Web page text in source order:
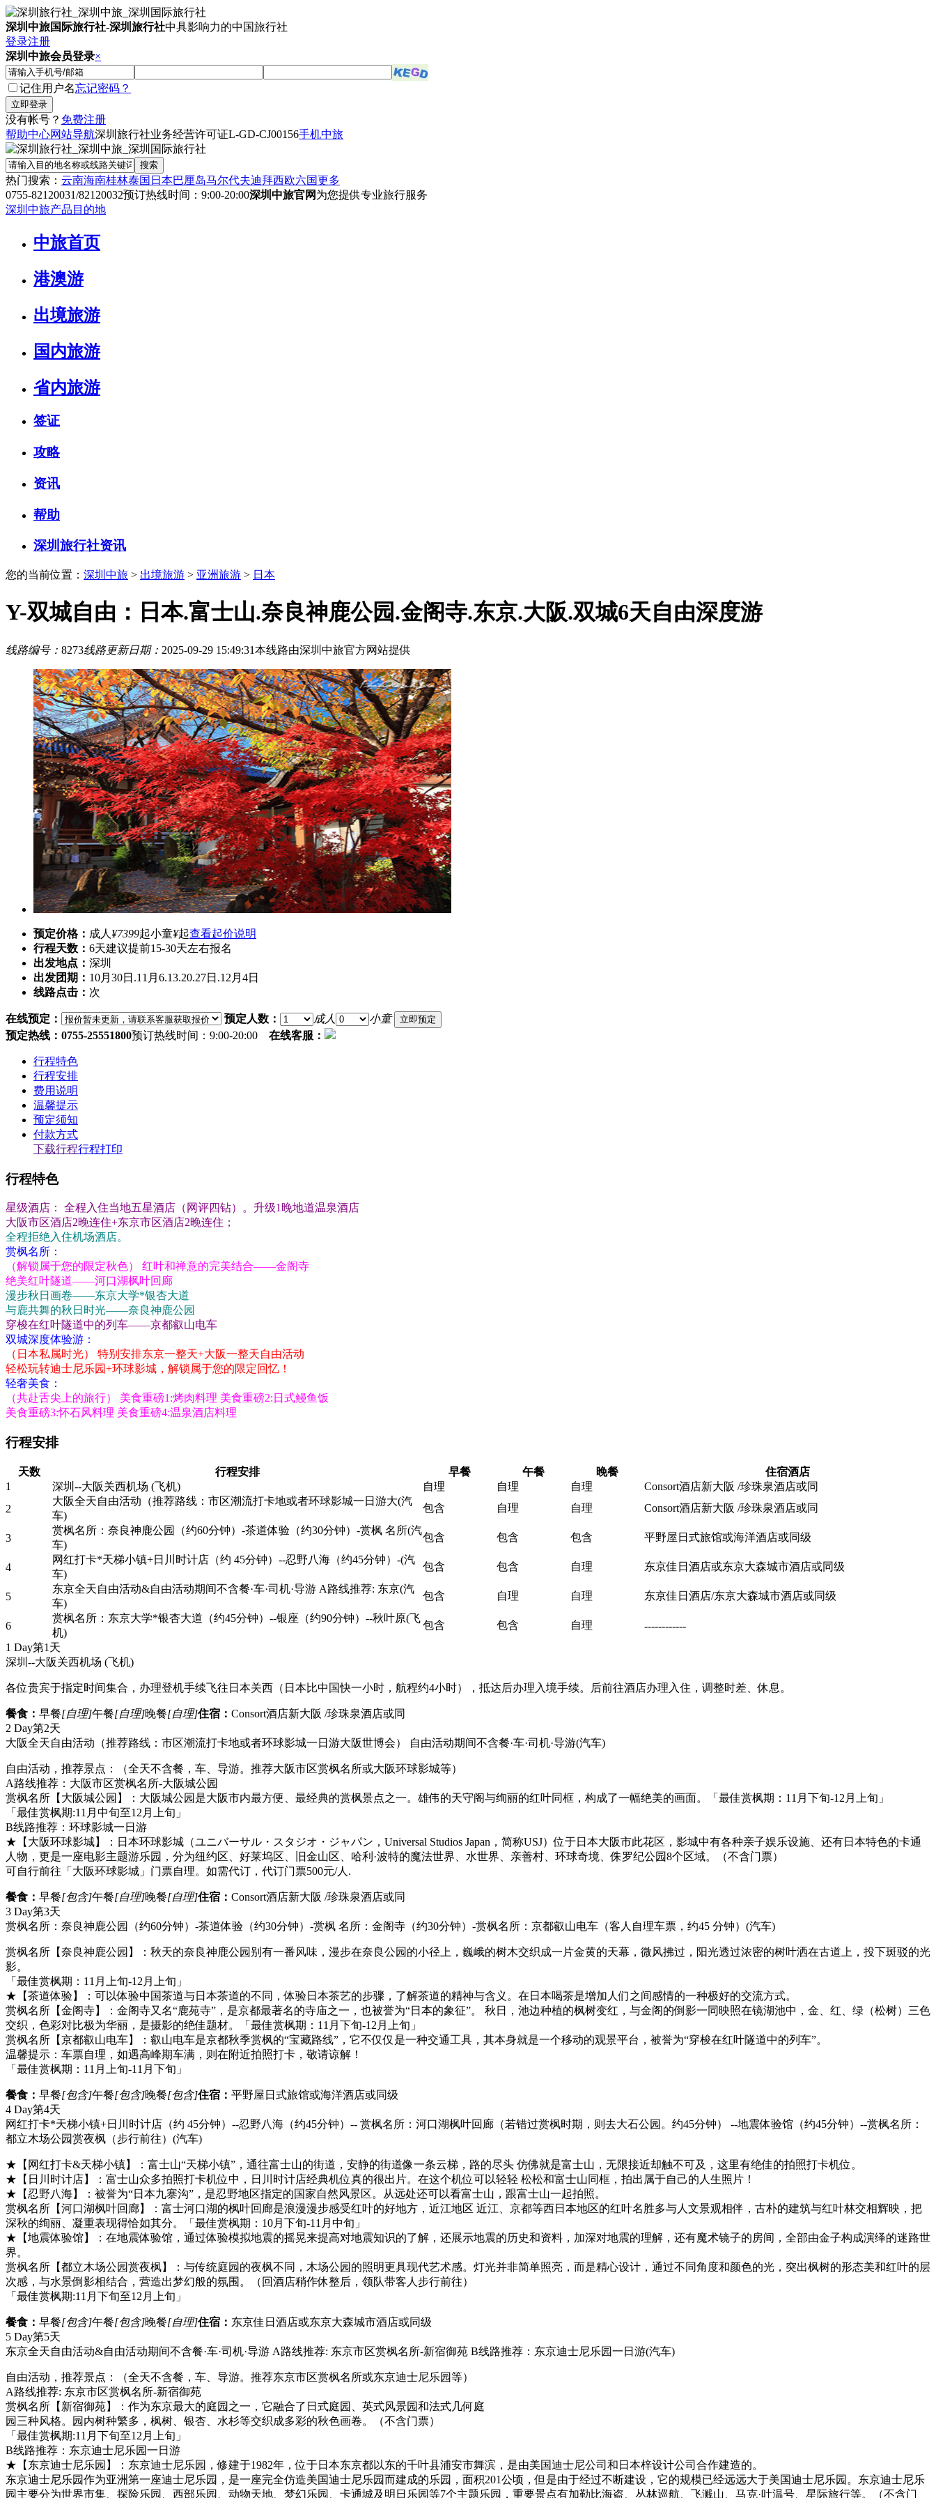
深圳中旅国际旅行社-深圳旅行社中具影响力的中国旅行社
登录注册
深圳中旅会员登录×
记住用户名忘记密码？
没有帐号？ 免费注册
帮助中心网站导航深圳旅行社业务经营许可证L-GD-CJ00156手机中旅
热门搜索： 云南海南桂林泰国 日本巴厘岛马尔代夫迪拜西欧六国更多
0755-82120031/82120032预订热线时间：9:00-20:00深圳中旅官网为您提供专业旅行服务
深圳中旅产品目的地
中旅首页
港澳游
出境旅游
国内旅游
省内旅游
签证
攻略
资讯
帮助
深圳旅行社资讯
您的当前位置： 深圳中旅 > 出境旅游 > 亚洲旅游 > 日本
Y-双城自由：日本.富士山.奈良神鹿公园.金阁寺.东京.大阪.双城6天自由深度游
线路编号： 8273线路更新日期： 2025-09-29 15:49:31本线路由深圳中旅官方网站提供
预定价格： 成人 ¥7399起小童¥起查看起价说明
行程天数： 6天建议提前15-30天左右报名
出发地点： 深圳
出发团期： 10月30日.11月6.13.20.27日.12月4日
线路点击： 次
在线预定： 预定人数： 成人
小童
预定热线：0755-25551800预订热线时间：9:00-20:00 在线客服：
行程特色
行程安排
费用说明
温馨提示
预定须知
付款方式
下载行程行程打印
行程特色
星级酒店： 全程入住当地五星酒店（网评四钻）。升级1晚地道温泉酒店
大阪市区酒店2晚连住+东京市区酒店2晚连住；
全程拒绝入住机场酒店。
赏枫名所：
（解锁属于您的限定秋色） 红叶和禅意的完美结合——金阁寺
绝美红叶隧道——河口湖枫叶回廊
漫步秋日画卷——东京大学*银杏大道
与鹿共舞的秋日时光——奈良神鹿公园
穿梭在红叶隧道中的列车——京都叡山电车
双城深度体验游：
（日本私属时光） 特别安排东京一整天+大阪一整天自由活动
轻松玩转迪士尼乐园+环球影城，解锁属于您的限定回忆！
轻奢美食：
（共赴舌尖上的旅行） 美食重磅1:烤肉料理 美食重磅2:日式鳗鱼饭
美食重磅3:怀石风料理 美食重磅4:温泉酒店料理
行程安排
天数 行程安排 早餐 午餐 晚餐
住宿酒店
1
深圳--大阪关西机场 (飞机) 自理 自理 自理
Consort酒店新大阪 /珍珠泉酒店或同
2
大阪全天自由活动（推荐路线：市区潮流打卡地或者环球影城一日游大(汽
车)
包含 自理 自理 Consort酒店新大阪 /珍珠泉酒店或同
3
赏枫名所：奈良神鹿公园（约60分钟）-茶道体验（约30分钟）-赏枫 名所(汽
车)
包含 包含 包含 平野屋日式旅馆或海洋酒店或同级
4
网红打卡*天梯小镇+日川时计店（约 45分钟）--忍野八海（约45分钟）-(汽
车)
包含 包含 自理 东京佳日酒店或东京大森城市酒店或同级
5
东京全天自由活动&自由活动期间不含餐·车·司机·导游 A路线推荐: 东京(汽
车)
包含 自理 自理 东京佳日酒店/东京大森城市酒店或同级
6
赏枫名所：东京大学*银杏大道（约45分钟）--银座（约90分钟）--秋叶原(飞
机)
包含 包含 自理
------------
1 Day第1天
深圳--大阪关西机场 (飞机)
各位贵宾于指定时间集合，办理登机手续飞往日本关西（日本比中国快一小时，航程约4小时），抵达后办理入境手续。后前往酒店办理入住，调整时差、休息。
餐食： 早餐[自理]午餐[自理]晚餐[自理]住宿： Consort酒店新大阪 /珍珠泉酒店或同
2 Day第2天
大阪全天自由活动（推荐路线：市区潮流打卡地或者环球影城一日游大阪世博会） 自由活动期间不含餐·车·司机·导游(汽车)
自由活动，推荐景点：（全天不含餐，车、导游。推荐大阪市区赏枫名所或大阪环球影城等）
A路线推荐：大阪市区赏枫名所-大阪城公园
赏枫名所【大阪城公园】：大阪城公园是大阪市内最方便、最经典的赏枫景点之一。雄伟的天守阁与绚丽的红叶同框，构成了一幅绝美的画面。「最佳赏枫期：11月下旬-12月上旬」
「最佳赏枫期:11月中旬至12月上旬」
B线路推荐：环球影城一日游
★【大阪环球影城】：日本环球影城（ユニバーサル・スタジオ・ジャパン，Universal Studios Japan，简称USJ）位于日本大阪市此花区，影城中有各种亲子娱乐设施、还有日本特色的卡通
人物，更是一座电影主题游乐园，分为纽约区、好莱坞区、旧金山区、哈利·波特的魔法世界、水世界、亲善村、环球奇境、侏罗纪公园8个区域。（不含门票）
可自行前往「大阪环球影城」门票自理。如需代订，代订门票500元/人.
餐食： 早餐[包含]午餐[自理]晚餐[自理]住宿： Consort酒店新大阪 /珍珠泉酒店或同
3 Day第3天
赏枫名所：奈良神鹿公园（约60分钟）-茶道体验（约30分钟）-赏枫 名所：金阁寺（约30分钟）-赏枫名所：京都叡山电车（客人自理车票，约45 分钟） (汽车)
赏枫名所【奈良神鹿公园】：秋天的奈良神鹿公园别有一番风味，漫步在奈良公园的小径上，巍峨的树木交织成一片金黄的天幕，微风拂过，阳光透过浓密的树叶洒在古道上，投下斑驳的光
影。
「最佳赏枫期：11月上旬-12月上旬」
★【茶道体验】：可以体验中国茶道与日本茶道的不同，体验日本茶艺的步骤，了解茶道的精神与含义。在日本喝茶是增加人们之间感情的一种极好的交流方式。
赏枫名所【金阁寺】：金阁寺又名“鹿苑寺”，是京都最著名的寺庙之一，也被誉为“日本的象征”。 秋日，池边种植的枫树变红，与金阁的倒影一同映照在镜湖池中，金、红、绿（松树）三色
交织，色彩对比极为华丽，是摄影的绝佳题材。「最佳赏枫期：11月下旬-12月上旬」
赏枫名所【京都叡山电车】：叡山电车是京都秋季赏枫的“宝藏路线”，它不仅仅是一种交通工具，其本身就是一个移动的观景平台，被誉为“穿梭在红叶隧道中的列车”。
温馨提示：车票自理，如遇高峰期车满，则在附近拍照打卡，敬请谅解！
「最佳赏枫期：11月上旬-11月下旬」
餐食： 早餐[包含]午餐[包含]晚餐[包含]住宿： 平野屋日式旅馆或海洋酒店或同级
4 Day第4天
网红打卡*天梯小镇+日川时计店（约 45分钟）--忍野八海（约45分钟）-- 赏枫名所：河口湖枫叶回廊（若错过赏枫时期，则去大石公园。约45分钟） --地震体验馆（约45分钟）--赏枫名所：
都立木场公园赏夜枫（步行前往） (汽车)
★【网红打卡&天梯小镇】：富士山“天梯小镇”，通往富士山的街道，安静的街道像一条云梯，路的尽头 仿佛就是富士山，无限接近却触不可及，这里有绝佳的拍照打卡机位。
★【日川时计店】：富士山众多拍照打卡机位中，日川时计店经典机位真的很出片。在这个机位可以轻轻 松松和富士山同框，拍出属于自己的人生照片！
★【忍野八海】：被誉为“日本九寨沟”，是忍野地区指定的国家自然风景区。从远处还可以看富士山，跟富士山一起拍照。
赏枫名所【河口湖枫叶回廊】：富士河口湖的枫叶回廊是浪漫漫步感受红叶的好地方，近江地区 近江、京都等西日本地区的红叶名胜多与人文景观相伴，古朴的建筑与红叶林交相辉映，把
深秋的绚丽、凝重表现得恰如其分。「最佳赏枫期：10月下旬-11月中旬」
★【地震体验馆】：在地震体验馆，通过体验模拟地震的摇晃来提高对地震知识的了解，还展示地震的历史和资料，加深对地震的理解，还有魔术镜子的房间，全部由金子构成演绎的迷路世
界。
赏枫名所【都立木场公园赏夜枫】：与传统庭园的夜枫不同，木场公园的照明更具现代艺术感。灯光并非简单照亮，而是精心设计，通过不同角度和颜色的光，突出枫树的形态美和红叶的层
次感，与水景倒影相结合，营造出梦幻般的氛围。（回酒店稍作休整后，领队带客人步行前往）
「最佳赏枫期:11月下旬至12月上旬」
餐食： 早餐[包含]午餐[包含]晚餐[自理]住宿： 东京佳日酒店或东京大森城市酒店或同级
5 Day第5天
东京全天自由活动&自由活动期间不含餐·车·司机·导游 A路线推荐: 东京市区赏枫名所-新宿御苑 B线路推荐：东京迪士尼乐园一日游(汽车)
自由活动，推荐景点：（全天不含餐，车、导游。推荐东京市区赏枫名所或东京迪士尼乐园等）
A路线推荐: 东京市区赏枫名所-新宿御苑
赏枫名所【新宿御苑】：作为东京最大的庭园之一，它融合了日式庭园、英式风景园和法式几何庭
园三种风格。园内树种繁多，枫树、银杏、水杉等交织成多彩的秋色画卷。（不含门票）
「最佳赏枫期:11月下旬至12月上旬」
B线路推荐：东京迪士尼乐园一日游
★【东京迪士尼乐园】：东京迪士尼乐园，修建于1982年，位于日本东京都以东的千叶县浦安市舞滨，是由美国迪士尼公司和日本梓设计公司合作建造的。
东京迪士尼乐园作为亚洲第一座迪士尼乐园，是一座完全仿造美国迪士尼乐园而建成的乐园，面积201公顷，但是由于经过不断建设，它的规模已经远远大于美国迪士尼乐园。东京迪士尼乐
园主要分为世界市集、探险乐园、西部乐园、动物天地、梦幻乐园、卡通城及明日乐园等7个主题乐园，重要景点有加勒比海盗、丛林巡航、飞溅山、马克·吐温号、星际旅行等。（不含门